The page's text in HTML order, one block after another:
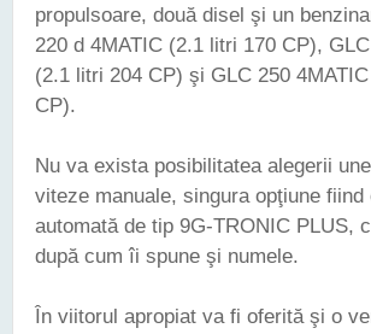
propulsoare, două disel şi un
220 d 4MATIC (2.1 litri 170 CP),
(2.1 litri 204 CP) şi GLC 250
CP).
Nu va exista posibilitatea alegerii
viteze manuale, singura opţiune fiind
automată de tip 9G-TRONIC PLUS,
după cum îi spune şi numele.
În viitorul apropiat va fi oferită şi o